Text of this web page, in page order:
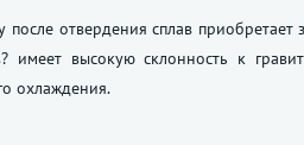
отвердения сплав
имеет высокую склонность к
охлаждения.